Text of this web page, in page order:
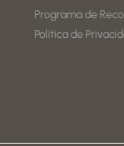
Programa de
Política de